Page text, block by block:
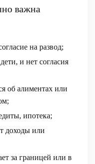
важна
на развод;
и нет согласия
об алиментах или
ипотека;
доходы или
за границей или в